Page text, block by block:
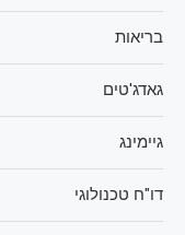
בריאות
גאדג'טים
גיימינג
דו"ח טכנולוגי